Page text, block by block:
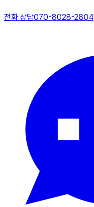
전화 상담070-8028-2804